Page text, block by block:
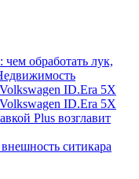
обработать лук,
ID.Era 5X
ID.Era 5X
Plus возглавит
ситикара